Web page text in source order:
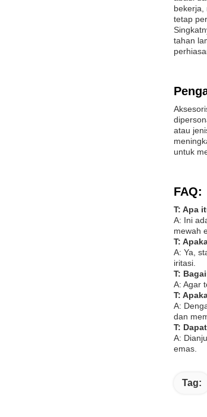
bekerja,
tetap
tahan
atau
untuk
FAQ:
T: Apa
A: Ini
mewah
T:
A: Ya,
iritasi.
T:
A: Agar
T:
A:
dan
T:
A:
emas.
Tag: